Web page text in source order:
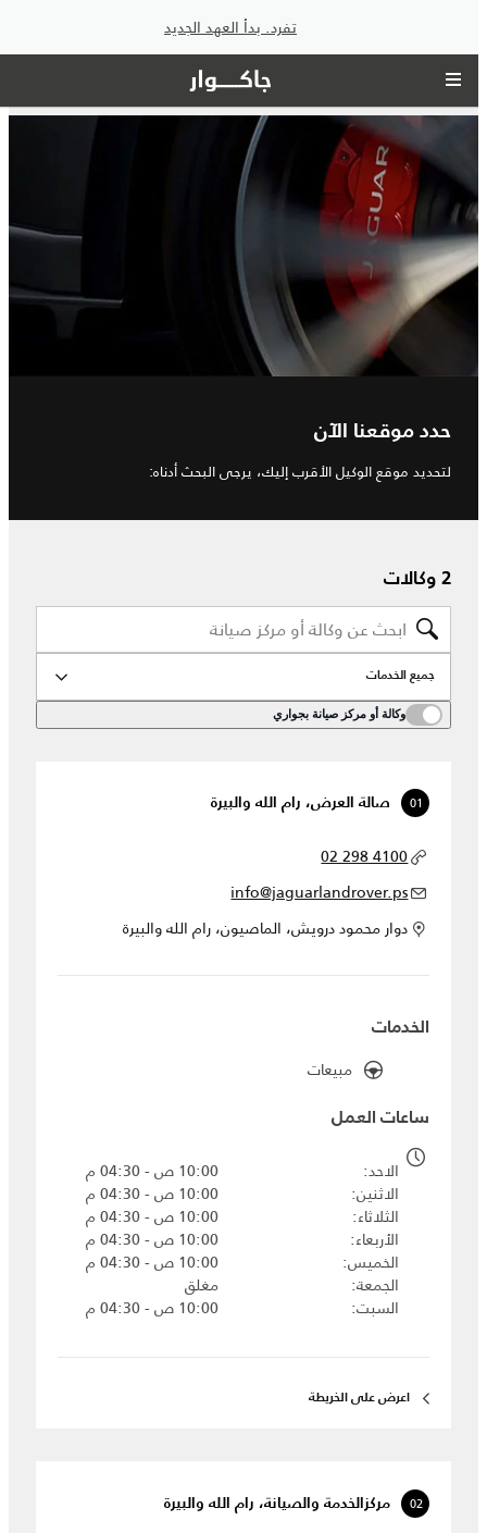
تفرد. بدأ العهد الجديد
حدد موقعنا الآن
لتحديد موقع الوكيل الأقرب إليك، يرجى البحث أدناه:
2 وكالات
جميع الخدمات
وكالة أو مركز صيانة بجواري
01 صالة العرض، رام الله والبيرة
02 298 4100
info@jaguarlandrover.ps
دوار محمود درويش، الماصيون، رام الله والبيرة
الخدمات
مبيعات
ساعات العمل
الاحد
10:00 ص - 04:30 م
الاثنين
10:00 ص - 04:30 م
الثلاثاء
10:00 ص - 04:30 م
الأربعاء
10:00 ص - 04:30 م
الخميس
10:00 ص - 04:30 م
الجمعة
مغلق
السبت
10:00 ص - 04:30 م
اعرض على الخريطة
02 مركزالخدمة والصيانة، رام الله والبيرة